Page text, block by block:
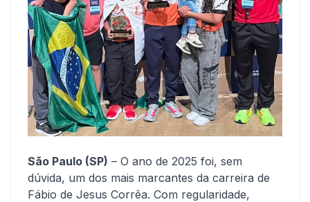
São Paulo (SP) – O ano de 2025 foi, sem
dúvida, um dos mais marcantes da carreira de
Fábio de Jesus Corrêa. Com regularidade,